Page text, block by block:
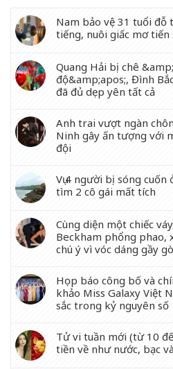
Nam bảo vệ 31 tuổi đỗ
tiếng, nuôi giấc mơ
Quang Hải bị chê
độ&amp;apos;, Đình
đã đủ dẹp yên tất cả
Anh trai vượt ngàn
Ninh gây ấn tượng với
đội
Vụ 4 người bị sóng
tìm 2 cô gái mất tích
Cùng diện một chiếc
Beckham phổng phao,
chú ý vì vóc dáng gầy gò
Họp báo công bố và
khảo Miss Galaxy Việt
sắc trong kỷ nguyên số
Tử vi tuần mới (từ 10
tiền về như nước, bạc